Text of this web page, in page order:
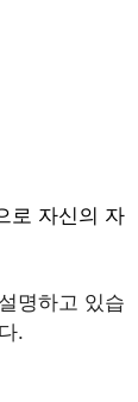
로 자신의 자
명하고 있습
.